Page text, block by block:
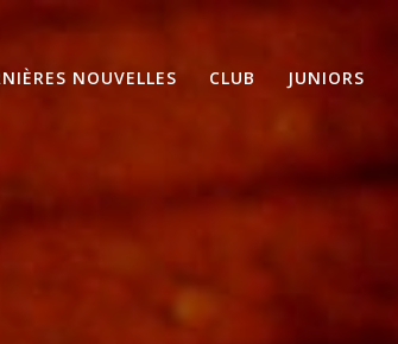
NOUVELLES CLUB JUNIORS